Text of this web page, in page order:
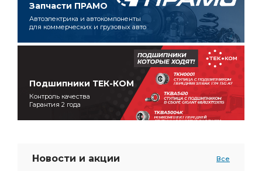
Запчасти ПРАМО
Автоэлектрика и автокомпоненты
для коммерческих и грузовых авто
Подшипники ТЕК-КОМ
Контроль качества
Гарантия 2 года
Новости и акции Все